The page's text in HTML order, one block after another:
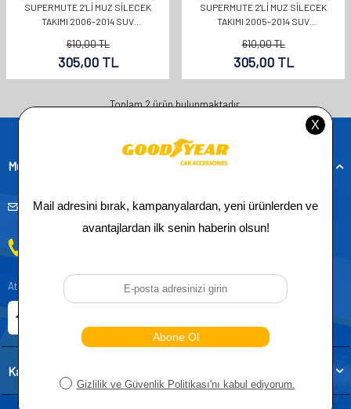
SUPERMUTE 2'LI MUZ SILECEK
TAKIMI 2006-2014 SUV
610,00TL
305,00TL
SUPERMUTE 2'LI MUZ SILECEK
TAKIMI 2005-2014 SUV
610,00TL
305,00TL
Toplam2ürün bulunmaktadır.
Müşteri Hizmetleri
musteridestek@goodyearotoaksesuar.com.tr
Atatürk, Kıraç Mevkii, Orhan Veli Cd. D:No:19, 34522 Esenyurt/İstanbul
Kategoriler